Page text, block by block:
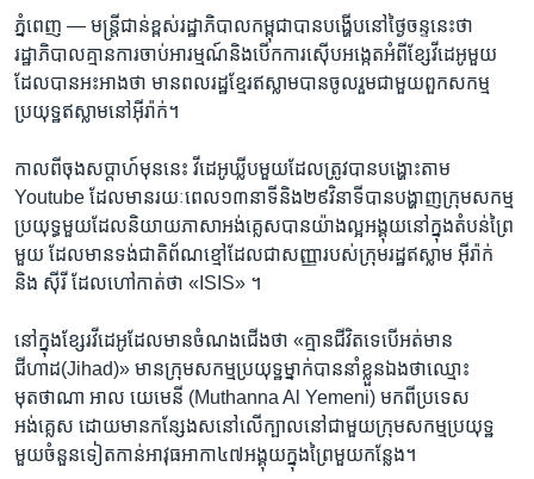
ទំព័រ​
ស្វែង​
រក
ភាសា
ភ្នំពេញ — មន្ត្រី​ជាន់​ខ្ពស់​រដ្ឋាភិបាល​កម្ពុជា​បាន​បង្ហើប​នៅ​ថ្ងៃ​ចន្ទ​នេះ​ថា
រដ្ឋាភិបាល​គ្មាន​ការ​ចាប់​អារម្មណ៍​និង​បើក​ការ​ស៊ើប​អង្កេត​អំពីខ្សែ​វីដេអូ​មួយ​
ដែល​បាន​អះអាង​ថា មាន​ពលរដ្ឋ​ខ្មែរ​ឥស្លាម​បាន​ចូល​រួម​ជាមួយ​ពួក​សកម្ម​
ប្រយុទ្ឋ​ឥស្លាម​នៅ​អ៊ីរ៉ាក់។
កាល​ពី​ចុង​សប្តាហ៍​មុន​នេះ​ វីដេអូ​ឃ្លីប​មួយ​ដែល​ត្រូវ​បាន​បង្ហោះ​តាម​
Youtube​ ដែល​មាន​រយៈពេល​១៣​នាទី​និង​២៩​វិនាទី​បាន​បង្ហាញ​ក្រុម​សកម្ម​
ប្រយុទ្ធ​មួយ​ដែល​និយាយ​ភាសាអង់​គ្លេស​បាន​យ៉ាង​ល្អ​អង្គុយ​នៅ​ក្នុង​តំបន់​ព្រៃ​
មួយ​ ដែលមាន​ទង់ជាតិ​ព័ណខ្មៅ​ដែល​ជា​សញ្ញា​របស់​ក្រុម​រដ្ឋ​ឥស្លាម​ អ៊ីរ៉ាក់​
និង​ ស៊ីរី​ ដែល​ហៅ​កាត់​ថា «ISIS» ។
នៅ​ក្នុង​ខ្សែរ​វីដេអូ​ដែល​មាន​ចំណង​ជើង​ថា «គ្មាន​ជីវិត​ទេ​បើ​អត់​មាន​
ជីហាដ(Jihad)»​ មាន​ក្រុម​សកម្ម​ប្រយុទ្ឋម្នាក់​បាន​នាំ​ខ្លួន​ឯង​ថា​ឈ្មោះ​
មុតថាណា អាល យេមេនី (Muthanna Al Yemeni) មក​ពី​ប្រទេស​
អង់គ្លេស ដោយ​មានកន្សែង​ស​នៅ​លើ​ក្បាល​នៅ​ជាមួយ​ក្រុម​សកម្ម​ប្រយុទ្ឋ​
មួយ​ចំនួន​ទៀត​កាន់​អាវុធ​អាកា​៤៧​អង្គុយ​ក្នុង​ព្រៃ​មួយ​កន្លែង។